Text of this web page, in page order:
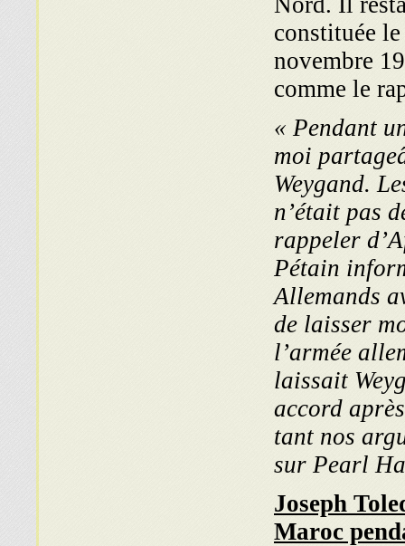
constituée
novembre
comme le
« Pendant
moi
Weygand.
n’était pas
rappeler
Pétain
Allemands
de laisser
l’armée
laissait
accord
tant nos
sur Pearl
Joseph
Maroc